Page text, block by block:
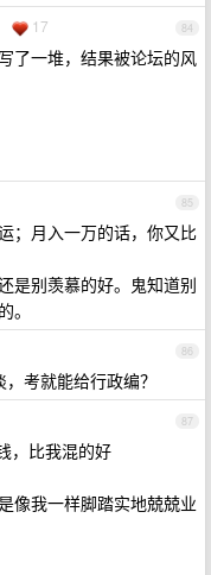
84
17
了一堆，结果被论坛的风
85
；月入一万的话，你又比
是别羡慕的好。鬼知道别
。
86
考就能给行政编？
87
，比我混的好
像我一样脚踏实地兢兢业